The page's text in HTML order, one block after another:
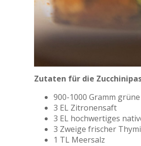
Zutaten für die
900-1000 Gramm
3 EL Zitronensaft
3 EL hochwertiges
3 Zweige frischer
1 TL Meersalz